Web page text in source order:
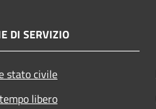
DI SERVIZIO
stato civile
libero